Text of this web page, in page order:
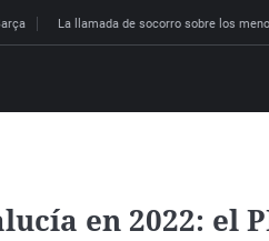
La llamada de socorro sobre los
en 2022: el